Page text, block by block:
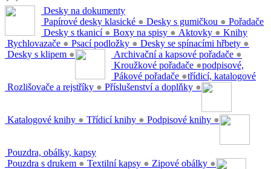
Desky na dokumenty
Papírové desky klasické ● Desky s gumičkou ●
Desky s tkanicí ● Boxy na spisy ● Aktovky ●
Rychlovazače ● Psací podložky ● Desky se spínacími hřbety ●
Desky s klipem ●
Pořadače
Archivační a kapsové pořadače ●
Kroužkové pořadače ●
Pákové pořadače ●
Rozlišovače a rejstříky ● Příslušenství a doplňky ●
Knihy
podpisové,
třídicí, katalogové
Katalogové knihy ● Třídicí knihy ● Podpisové knihy ●
Pouzdra, obálky, kapsy
Pouzdra s drukem ● Textilní kapsy ● Zipové obálky ●